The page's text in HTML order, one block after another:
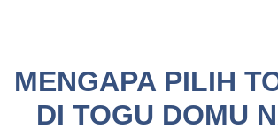
MENGAPA PILIH
DI TOGU DOMU